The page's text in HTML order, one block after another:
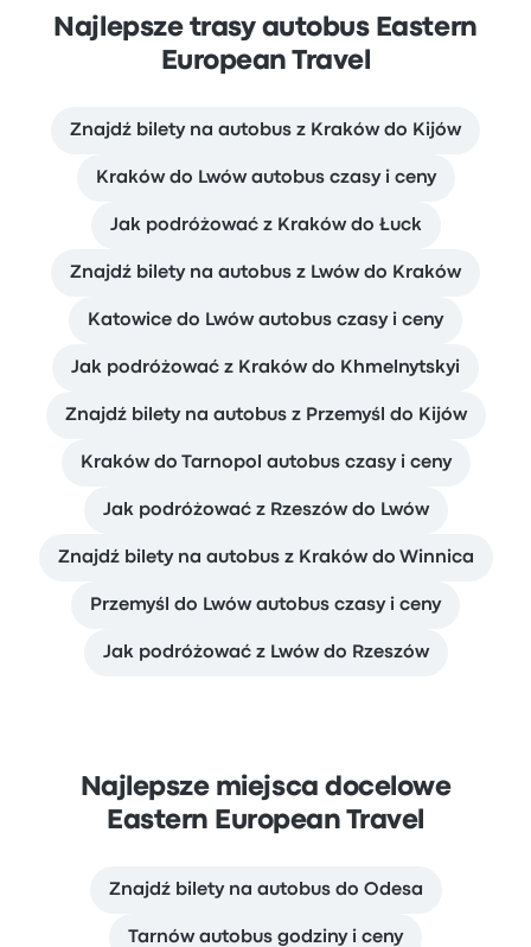
Najlepsze trasy autobus Eastern
European Travel
Znajdź bilety na autobus z Kraków do Kijów
Kraków do Lwów autobus czasy i ceny
Jak podróżować z Kraków do Łuck
Znajdź bilety na autobus z Lwów do Kraków
Katowice do Lwów autobus czasy i ceny
Jak podróżować z Kraków do Khmelnytskyi
Znajdź bilety na autobus z Przemyśl do Kijów
Kraków do Tarnopol autobus czasy i ceny
Jak podróżować z Rzeszów do Lwów
Znajdź bilety na autobus z Kraków do Winnica
Przemyśl do Lwów autobus czasy i ceny
Jak podróżować z Lwów do Rzeszów
Najlepsze miejsca docelowe
Eastern European Travel
Znajdź bilety na autobus do Odesa
Tarnów autobus godziny i ceny